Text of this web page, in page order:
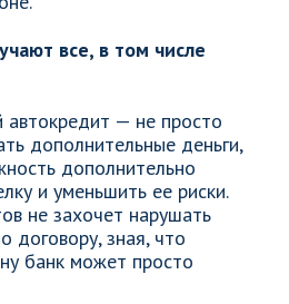
все, в том числе
автокредит — не просто
дополнительные деньги,
дополнительно
и уменьшить ее риски.
не захочет нарушать
договору, зная, что
банк может просто